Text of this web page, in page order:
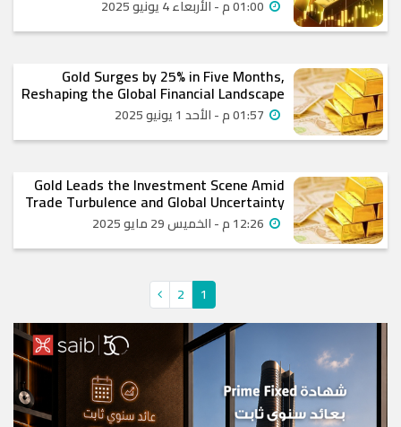
Gold Surges by 25% in Five Months,
Reshaping the Global Financial Landscape
Gold Leads the Investment Scene Amid
Trade Turbulence and Global Uncertainty
1
2